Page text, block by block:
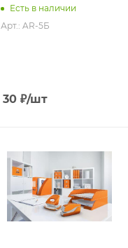
Есть в наличии
Арт.: AR-5Б
30 ₽/шт